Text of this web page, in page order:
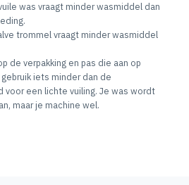
was vraagt minder wasmiddel dan
trommel vraagt minder wasmiddel
de verpakking en pas die aan op
iets minder dan de
voor een lichte vuiling. Je was wordt
maar je machine wel.